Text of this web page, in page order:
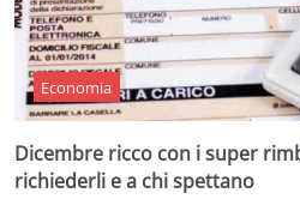
Economia
Dicembre ricco con i super
richiederli e a chi spettano